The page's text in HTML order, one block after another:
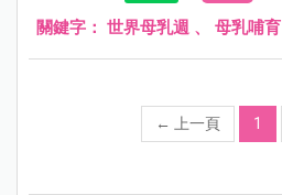
關鍵字： 世界母乳週 、 母乳哺育
← 上一頁 1